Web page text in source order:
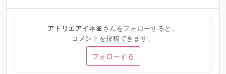
アトリエアイネ🎀 さんをフォローすると、
コメントを投稿できます。
フォローする